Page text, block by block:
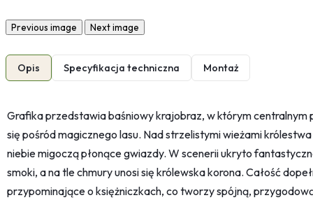
Previous image Next image
Opis Specyfikacja techniczna Montaż
Grafika przedstawia baśniowy krajobraz, w którym
się pośród magicznego lasu. Nad strzelistymi wieżami
niebie migoczą płonące gwiazdy. W scenerii ukryto
smoki, a na tle chmury unosi się królewska korona. Całość
przypominające o księżniczkach, co tworzy spójną,